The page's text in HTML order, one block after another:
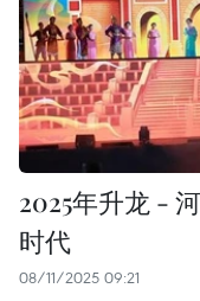
2025年升龙 -
时代
08/11/2025 09:21